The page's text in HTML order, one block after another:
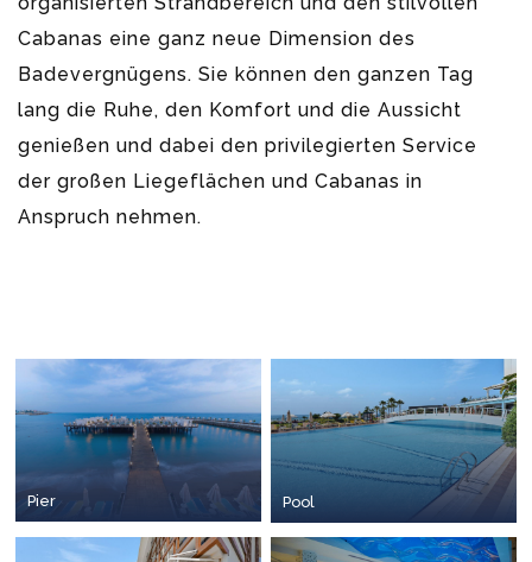
Cabanas eine ganz neue Dimension des
Badevergnügens. Sie können den ganzen Tag
lang die Ruhe, den Komfort und die Aussicht
genießen und dabei den privilegierten Service
der großen Liegeflächen und Cabanas in
Anspruch nehmen.
Pier Pool